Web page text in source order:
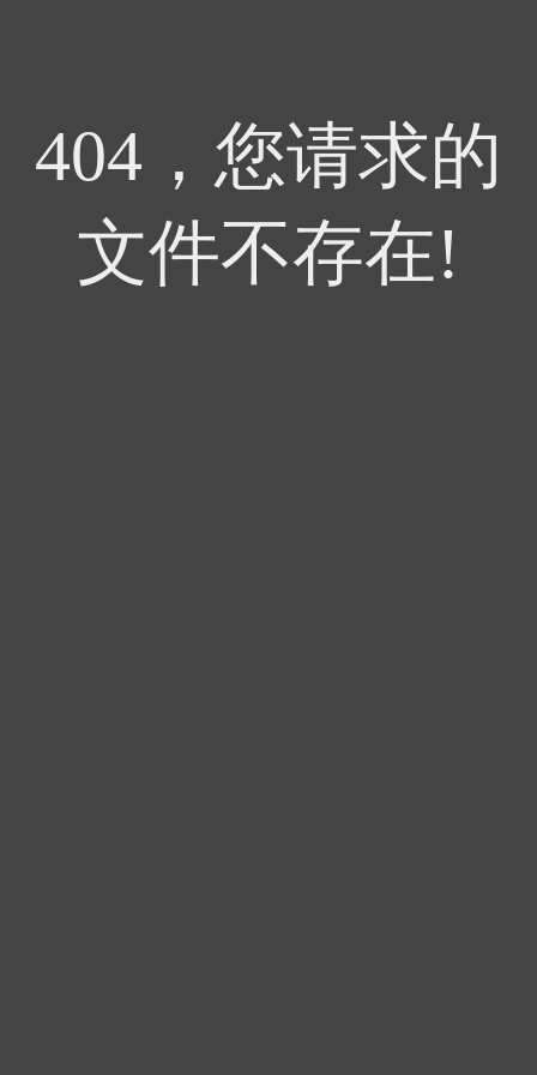
404，您请求的
文件不存在!